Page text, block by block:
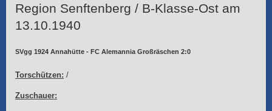
Region Senftenberg / B-Klasse-Ost am
13.10.1940
SVgg 1924 Annahütte - FC Alemannia Großräschen 2:0
Torschützen: /
Zuschauer: